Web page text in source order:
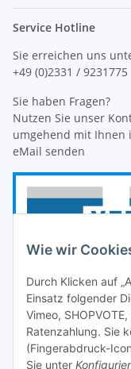
Wie wir
Durch Klicken auf
Einsatz folgender
Vimeo,
Ratenzahlung. Sie
(Fingerabdruck-
Sie unter
Service Hotline
Sie erreichen uns
+49 (0)2331 / 9231775
Sie haben Fragen?
Nutzen Sie unser
umgehend mit Ihnen
eMail senden